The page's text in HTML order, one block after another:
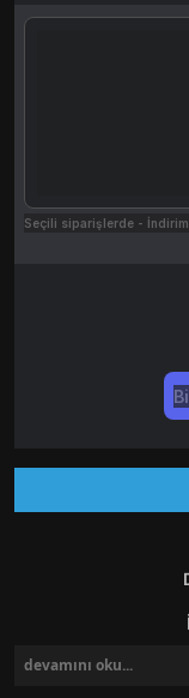
Seçili siparişlerde -
devamını oku...